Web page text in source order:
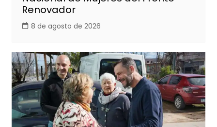
Renovador
8 de agosto de 2026